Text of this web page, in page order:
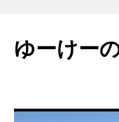
ゆーけー